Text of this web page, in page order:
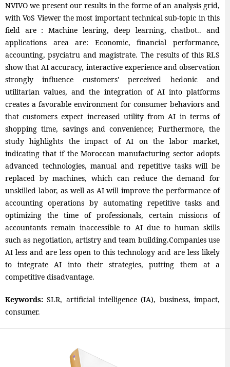
NVIVO we present our results in the forme of an analysis grid,
with VoS Viewer the most important technical sub-topic in this
field are : Machine learing, deep learning, chatbot.. and
applications area are: Economic, financial performance,
accounting, psyciatru and magistrate. The results of this RLS
show that AI accuracy, interactive experience and observation
strongly influence customers' perceived hedonic and
utilitarian values, and the integration of AI into platforms
creates a favorable environment for consumer behaviors and
that customers expect increased utility from AI in terms of
shopping time, savings and convenience; Furthermore, the
study highlights the impact of AI on the labor market,
indicating that if the Moroccan manufacturing sector adopts
advanced technologies, manual and repetitive tasks will be
replaced by machines, which can reduce the demand for
unskilled labor, as well as AI will improve the performance of
accounting operations by automating repetitive tasks and
optimizing the time of professionals, certain missions of
accountants remain inaccessible to AI due to human skills
such as negotiation, artistry and team building.Companies use
AI less and are less open to this technology and are less likely
to integrate AI into their strategies, putting them at a
competitive disadvantage.
Keywords:SLR, artificial intelligence (IA), business, impact,
consumer.